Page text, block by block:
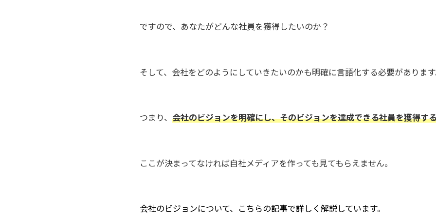
ですので、あなたがどんな社員を獲得したいのか？
そして、会社をどのようにしていきたいのかも明確に言語化する必要がありま
つまり、 会社のビジョンを明確にし、そのビジョンを達成できる社員を獲得す
ここが決まってなければ自社メディアを作っても見てもらえません。
会社のビジョンについて、こちらの記事で詳しく解説しています。